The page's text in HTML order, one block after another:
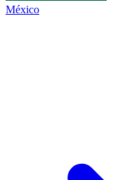
México